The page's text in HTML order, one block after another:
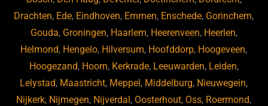
Drachten, Ede, Eindhoven, Emmen, Enschede, Gorinchem,
Gouda, Groningen, Haarlem, Heerenveen, Heerlen,
Helmond, Hengelo, Hilversum, Hoofddorp, Hoogeveen,
Hoogezand, Hoorn, Kerkrade, Leeuwarden, Leiden,
Lelystad, Maastricht, Meppel , Middelburg, Nieuwegein,
Nijkerk, Nijmegen, Nijverdal , Oosterhout, Oss, Roermond,